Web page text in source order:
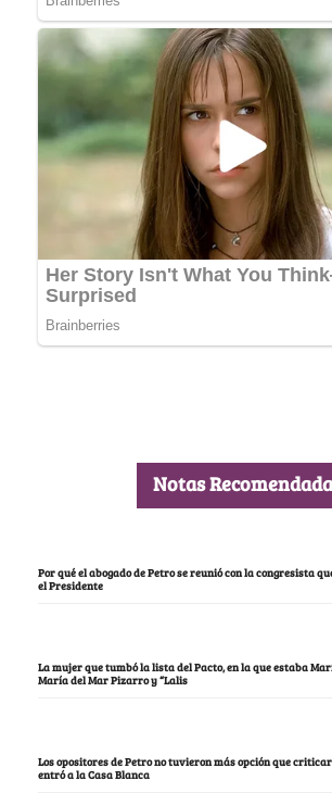
Notas
Por qué el abogado de Petro se reunió con la congresista
el Presidente
La mujer que tumbó la lista del Pacto, en la que estaba
María del Mar Pizarro y “Lalis
Los opositores de Petro no tuvieron más opción que
entró a la Casa Blanca